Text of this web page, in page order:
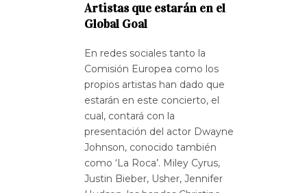
Artistas que estarán en el
Global Goal
En redes sociales tanto la
Comisión Europea como los
propios artistas han dado que
estarán en este concierto, el
cual, contará con la
presentación del actor Dwayne
Johnson, conocido también
como ‘La Roca’. Miley Cyrus,
Justin Bieber, Usher, Jennifer